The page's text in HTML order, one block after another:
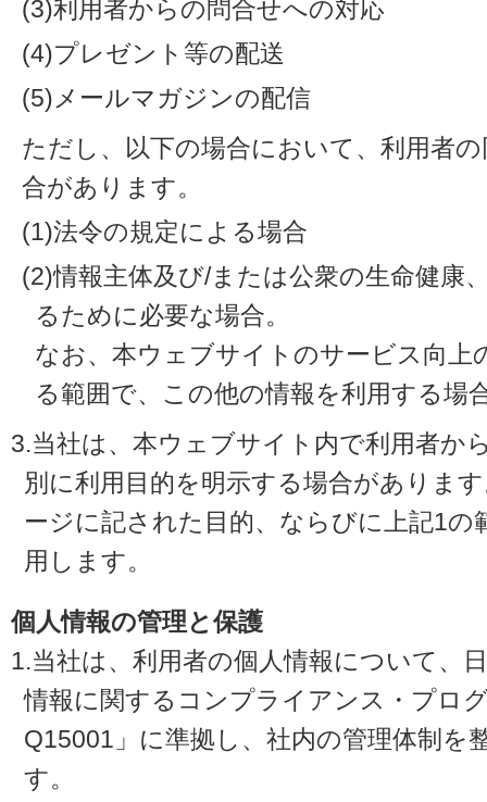
(3)利用者からの問合せへの対応
(4)プレゼント等の配送
(5)メールマガジンの配信
ただし、以下の場合において、利用者
合があります。
(1)法令の規定による場合
(2)情報主体及び/または公衆の生命健康
るために必要な場合。
なお、本ウェブサイトのサービス向上
る範囲で、この他の情報を利用する場
3.当社は、本ウェブサイト内で利用者か
別に利用目的を明示する場合がありま
ージに記された目的、ならびに上記1の
用します。
個人情報の管理と保護
1.当社は、利用者の個人情報について、
情報に関するコンプライアンス・プロ
Q15001」に準拠し、社内の管理体制を
す。